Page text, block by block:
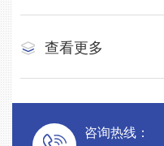
查看更多
咨询热线：